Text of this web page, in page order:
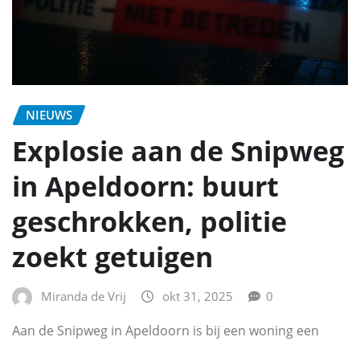
NIEUWS
Explosie aan de Snipweg
in Apeldoorn: buurt
geschrokken, politie
zoekt getuigen
Miranda de Vrij okt 31, 2025 0
Aan de Snipweg in Apeldoorn is bij een woning een